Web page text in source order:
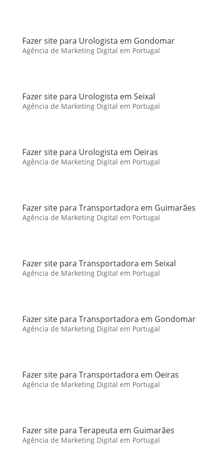
Fazer site para Urologista em Gondomar
Agência de Marketing Digital em Portugal
Fazer site para Urologista em Seixal
Agência de Marketing Digital em Portugal
Fazer site para Urologista em Oeiras
Agência de Marketing Digital em Portugal
Fazer site para Transportadora em Guimarães
Agência de Marketing Digital em Portugal
Fazer site para Transportadora em Seixal
Agência de Marketing Digital em Portugal
Fazer site para Transportadora em Gondomar
Agência de Marketing Digital em Portugal
Fazer site para Transportadora em Oeiras
Agência de Marketing Digital em Portugal
Fazer site para Terapeuta em Guimarães
Agência de Marketing Digital em Portugal